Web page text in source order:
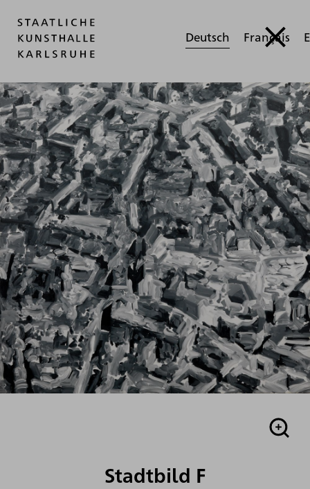
Deutsch Français
Stadtbild F